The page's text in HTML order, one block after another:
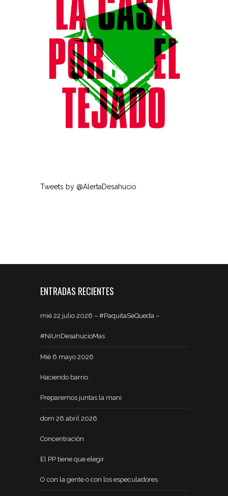
Tweets by @AlertaDesahucio
ENTRADAS RECIENTES
mié 22 julio 2026 – #PaquitaSeQueda –
#NiUnDesahucioMas
Mié 6 mayo 2026
Haciendo barrio
Preparemos juntas la mani
dom 26 abril 2026
Concentración
El PP tiene que elegir
O con la gente o con los especuladores